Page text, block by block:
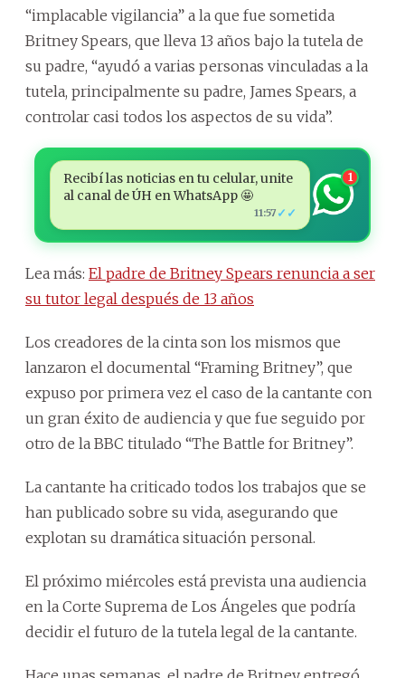
“implacable vigilancia” a la que fue sometida
Britney Spears, que lleva 13 años bajo la tutela de
su padre, “ayudó a varias personas vinculadas a la
tutela, principalmente su padre, James Spears, a
controlar casi todos los aspectos de su vida”.
Recibí las noticias en tu celular, unite
al canal de ÚH en WhatsApp 🤩
11:57 ✓✓
1
Lea más: El padre de Britney Spears renuncia a ser
su tutor legal después de 13 años
Los creadores de la cinta son los mismos que
lanzaron el documental “Framing Britney”, que
expuso por primera vez el caso de la cantante con
un gran éxito de audiencia y que fue seguido por
otro de la BBC titulado “The Battle for Britney”.
La cantante ha criticado todos los trabajos que se
han publicado sobre su vida, asegurando que
explotan su dramática situación personal.
El próximo miércoles está prevista una audiencia
en la Corte Suprema de Los Ángeles que podría
decidir el futuro de la tutela legal de la cantante.